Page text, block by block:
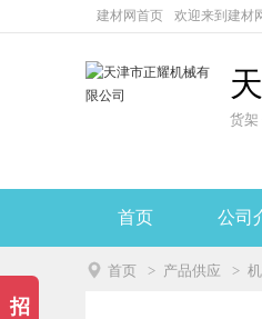
建材网首页 欢迎来到建材
货架
首页 公司
 首页 > 产品供应 >
招